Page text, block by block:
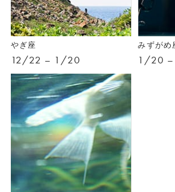
やぎ座
12/22 – 1/20
みずがめ
1/20